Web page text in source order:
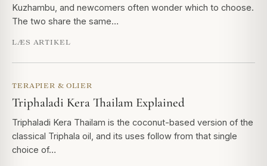
Kuzhambu, and newcomers often wonder which to choose.
The two share the same…
LÆS ARTIKEL
TERAPIER & OLIER
Triphaladi Kera Thailam Explained
Triphaladi Kera Thailam is the coconut-based version of the
classical Triphala oil, and its uses follow from that single
choice of…